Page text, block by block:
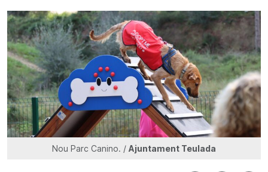
Nou Parc Canino. / Ajuntament Teulada